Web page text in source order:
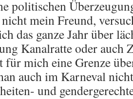
politischen
mein Freund,
das ganze Jahr über
Kanalratte oder auch
für mich eine Grenze
auch im Karneval
und